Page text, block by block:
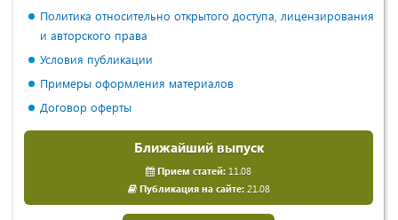
Политика относительно открытого доступа, лицензирования
и авторского права
Условия публикации
Примеры оформления материалов
Договор оферты
Ближайший выпуск
Прием статей: 11.08
Публикация на сайте:21.08